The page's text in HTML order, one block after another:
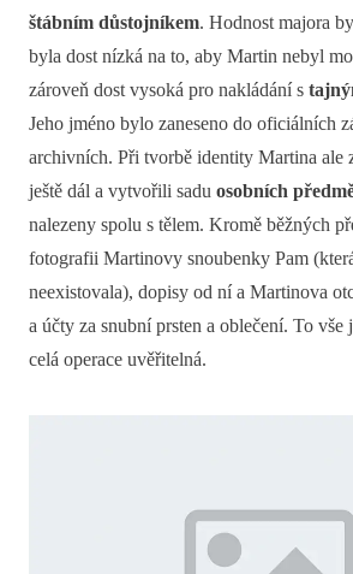
štábním důstojníkem. Hodnost majora
byla dost nízká na to, aby Martin nebyl
zároveň dost vysoká pro nakládání s
Jeho jméno bylo zaneseno do oficiálních
archivních. Při tvorbě identity Martina ale
ještě dál a vytvořili sadu osobních
nalezeny spolu s tělem. Kromě běžných
fotografii Martinovy snoubenky Pam
neexistovala), dopisy od ní a Martinova
a účty za snubní prsten a oblečení. To vše
celá operace uvěřitelná.